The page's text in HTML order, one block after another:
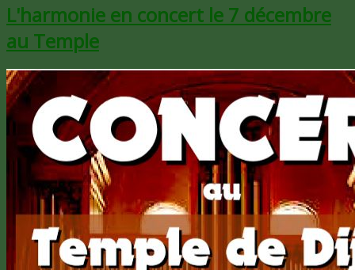
L'harmonie en concert le 7 décembre
au Temple